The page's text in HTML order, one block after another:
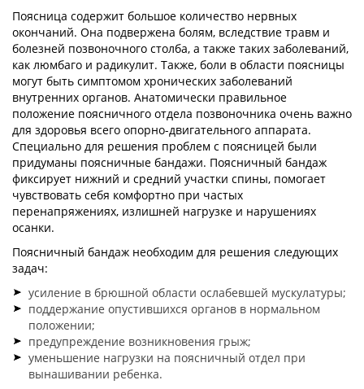
Поясница содержит большое количество нервных
окончаний. Она подвержена болям, вследствие травм и
болезней позвоночного столба, а также таких заболеваний,
как люмбаго и радикулит. Также, боли в области поясницы
могут быть симптомом хронических заболеваний
внутренних органов. Анатомически правильное
положение поясничного отдела позвоночника очень важно
для здоровья всего опорно-двигательного аппарата.
Специально для решения проблем с поясницей были
придуманы поясничные бандажи. Поясничный бандаж
фиксирует нижний и средний участки спины, помогает
чувствовать себя комфортно при частых
перенапряжениях, излишней нагрузке и нарушениях
осанки.
Поясничный бандаж необходим для решения следующих
задач:
усиление в брюшной области ослабевшей мускулатуры;
поддержание опустившихся органов в нормальном
положении;
предупреждение возникновения грыж;
уменьшение нагрузки на поясничный отдел при
вынашивании ребенка.